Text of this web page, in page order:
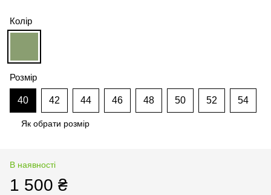
Колір
Розмір
40 42 44 46 48 50 52 54
Як обрати розмір
В наявності
1 500 ₴